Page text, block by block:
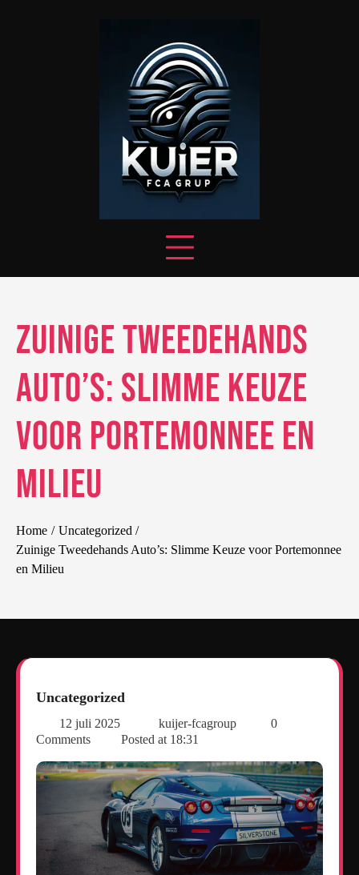
Zuinige Tweedehands
Auto’s: Slimme Keuze
voor Portemonnee en
Milieu
Home
Uncategorized
Zuinige Tweedehands Auto’s: Slimme Keuze voor Portemonnee
en Milieu
Uncategorized
12 juli 2025 kuijer-fcagroup
0
Comments
Posted at 18:31